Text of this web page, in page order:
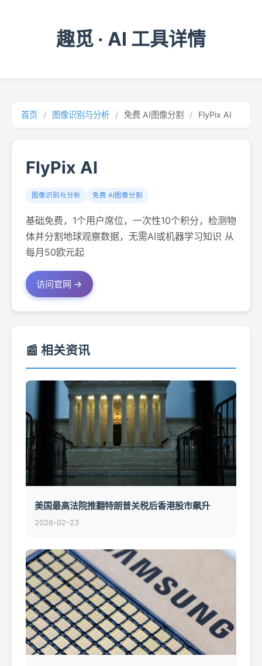
趣觅 · AI 工具详情
首页 / 图像识别与分析 / 免费 AI图像分割 / FlyPix AI
FlyPix AI
图像识别与分析 免费 AI图像分割
基础免费，1个用户席位，一次性10个积分，检测物
体并分割地球观察数据，无需AI或机器学习知识 从
每月50欧元起
访问官网 →
📰 相关资讯
美国最高法院推翻特朗普关税后香港股市飙升
2026-02-23